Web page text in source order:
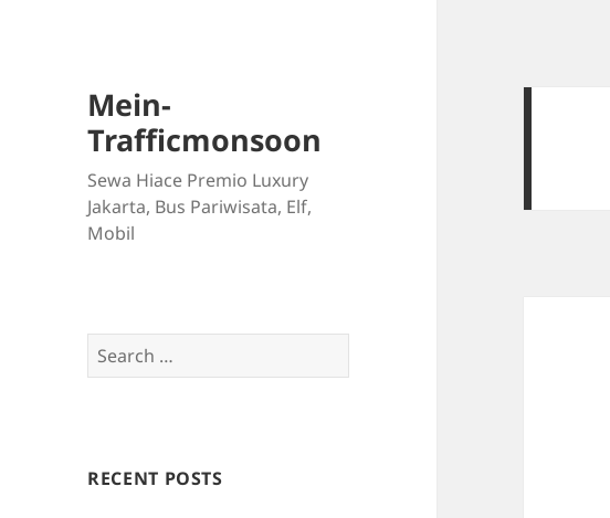
Mein-
Trafficmonsoon
Sewa Hiace Premio Luxury
Jakarta, Bus Pariwisata, Elf,
Mobil
Search
for:
RECENT POSTS